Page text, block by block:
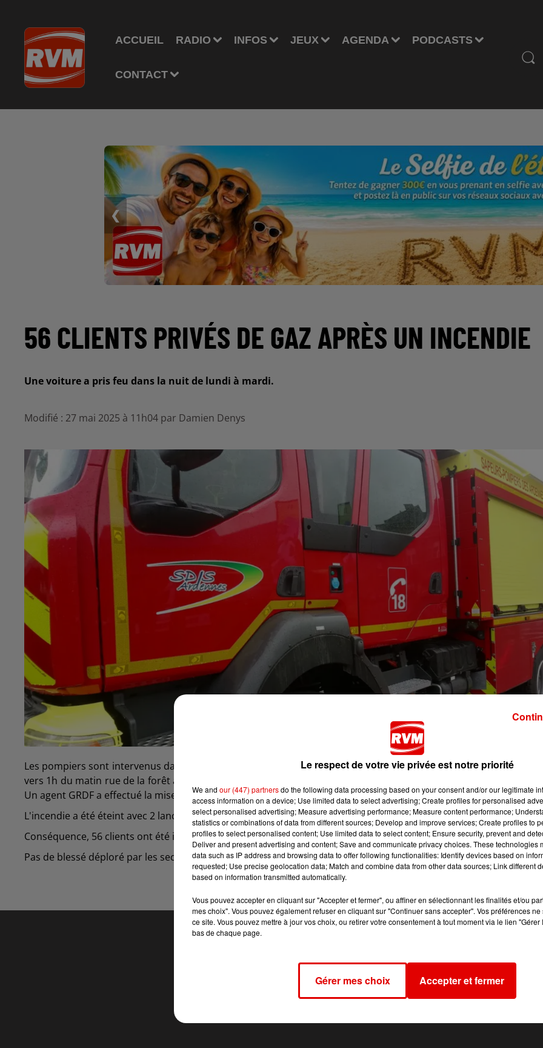
ACCUEIL RADIO INFOS JEUX AGENDA PODCASTS
CONTACT
❮
56 CLIENTS PRIVÉS DE GAZ APRÈS UN INCENDIE
Une voiture a pris feu dans la nuit de lundi à mardi.
Modifié : 27 mai 2025 à 11h04 par Damien Denys
Les pompiers sont intervenus dans la nuit de mardi à mercredi pour un incendie de véhicule. Une voiture a pris
vers 1h du matin rue de la forêt à Montcy-Notre-Dame. Les flammes se sont ensuite propagées à un coffret de
Un agent GRDF a effectué la mise en sécurité du coffret.
L'incendie a été éteint avec 2 lances.
Conséquence, 56 clients ont été impactés et privés de gaz.
Pas de blessé déploré par les secours et la police nationale était sur place.
Le respect de votre vie privée est notre priorité
We and our (447) partnersdo the following data processing based on your consent and/or our legitimate
access information on a device; Use limited data to select advertising; Create profiles for personalised
select personalised advertising; Measure advertising performance; Measure content performance;
statistics or combinations of data from different sources; Develop and improve services; Create profiles to
profiles to select personalised content; Use limited data to select content; Ensure security, prevent and
Deliver and present advertising and content; Save and communicate privacy choices. These technologies
data such as IP address and browsing data to offer following functionalities: Identify devices based on
requested; Use precise geolocation data; Match and combine data from other data sources; Link different
based on information transmitted automatically.
Vous pouvez accepter en cliquant sur "Accepter et fermer", ou affiner en sélectionnant les finalités et/ou
mes choix". Vous pouvez également refuser en cliquant sur "Continuer sans accepter". Vos préférences
ce site. Vous pouvez mettre à jour vos choix, ou retirer votre consentement à tout moment via le lien
bas de chaque page.
Gérer mes choix Accepter et fermer